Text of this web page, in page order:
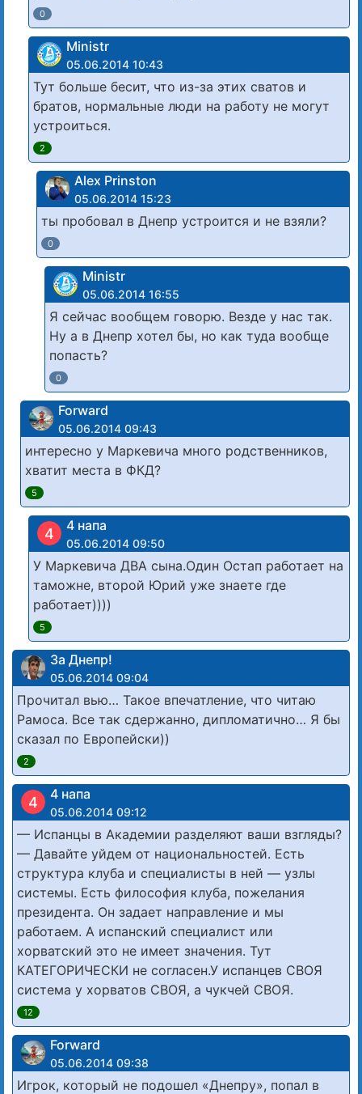
0
Ministr
05.06.2014 10:43
Тут больше бесит, что из-за этих сватов и
братов, нормальные люди на работу не могут
устроиться.
2
Alex Prinston
05.06.2014 15:23
ты пробовал в Днепр устроится и не взяли?
0
Ministr
05.06.2014 16:55
Я сейчас вообщем говорю. Везде у нас так.
Ну а в Днепр хотел бы, но как туда вообще
попасть?
0
Forward
05.06.2014 09:43
интересно у Маркевича много родственников,
хватит места в ФКД?
5
4 4 напа
05.06.2014 09:50
У Маркевича ДВА сына.Один Остап работает на
таможне, второй Юрий уже знаете где
работает))))
5
За Днепр!
05.06.2014 09:04
Прочитал вью… Такое впечатление, что читаю
Рамоса. Все так сдержанно, дипломатично… Я бы
сказал по Европейски))
2
4 4 напа
05.06.2014 09:12
— Испанцы в Академии разделяют ваши взгляды?
— Давайте уйдем от национальностей. Есть
структура клуба и специалисты в ней — узлы
системы. Есть философия клуба, пожелания
президента. Он задает направление и мы
работаем. А испанский специалист или
хорватский это не имеет значения. Тут
КАТЕГОРИЧЕСКИ не согласен.У испанцев СВОЯ
система у хорватов СВОЯ, а чукчей СВОЯ.
12
Forward
05.06.2014 09:38
Игрок, который не подошел «Днепру», попал в